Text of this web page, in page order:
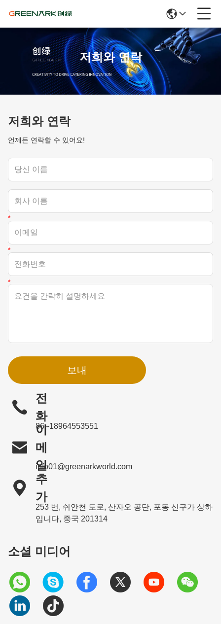
저희와 연락
저희와 연락
언제든 연락할 수 있어요!
보내
전
화
86--18964553551

이
메
일
info01@greenarkworld.com

추
가
253 번, 쉬안천 도로, 산자오 공단, 포동 신구가 상하
입니다, 중국 201314
소셜 미디어